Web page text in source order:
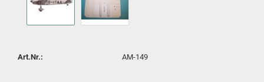
Art.Nr.: AM-149